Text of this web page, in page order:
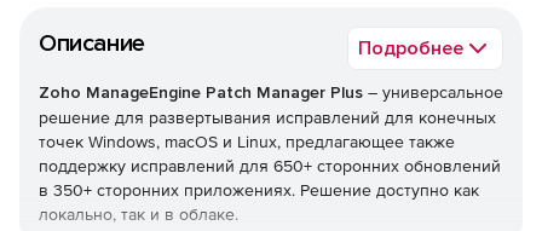
Описание Подробнее
Zoho ManageEngine Patch Manager Plus – универсальное
решение для развертывания исправлений для конечных
точек Windows, macOS и Linux, предлагающее также
поддержку исправлений для 650+ сторонних обновлений
в 350+ сторонних приложениях. Решение доступно как
локально, так и в облаке.